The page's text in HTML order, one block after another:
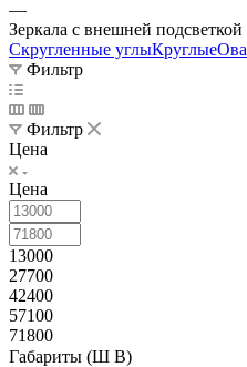
—
Зеркала с внешней
Скругленные углыКруглые
Фильтр
Фильтр
Цена
Цена
13000
27700
42400
57100
71800
Габариты (Ш В)